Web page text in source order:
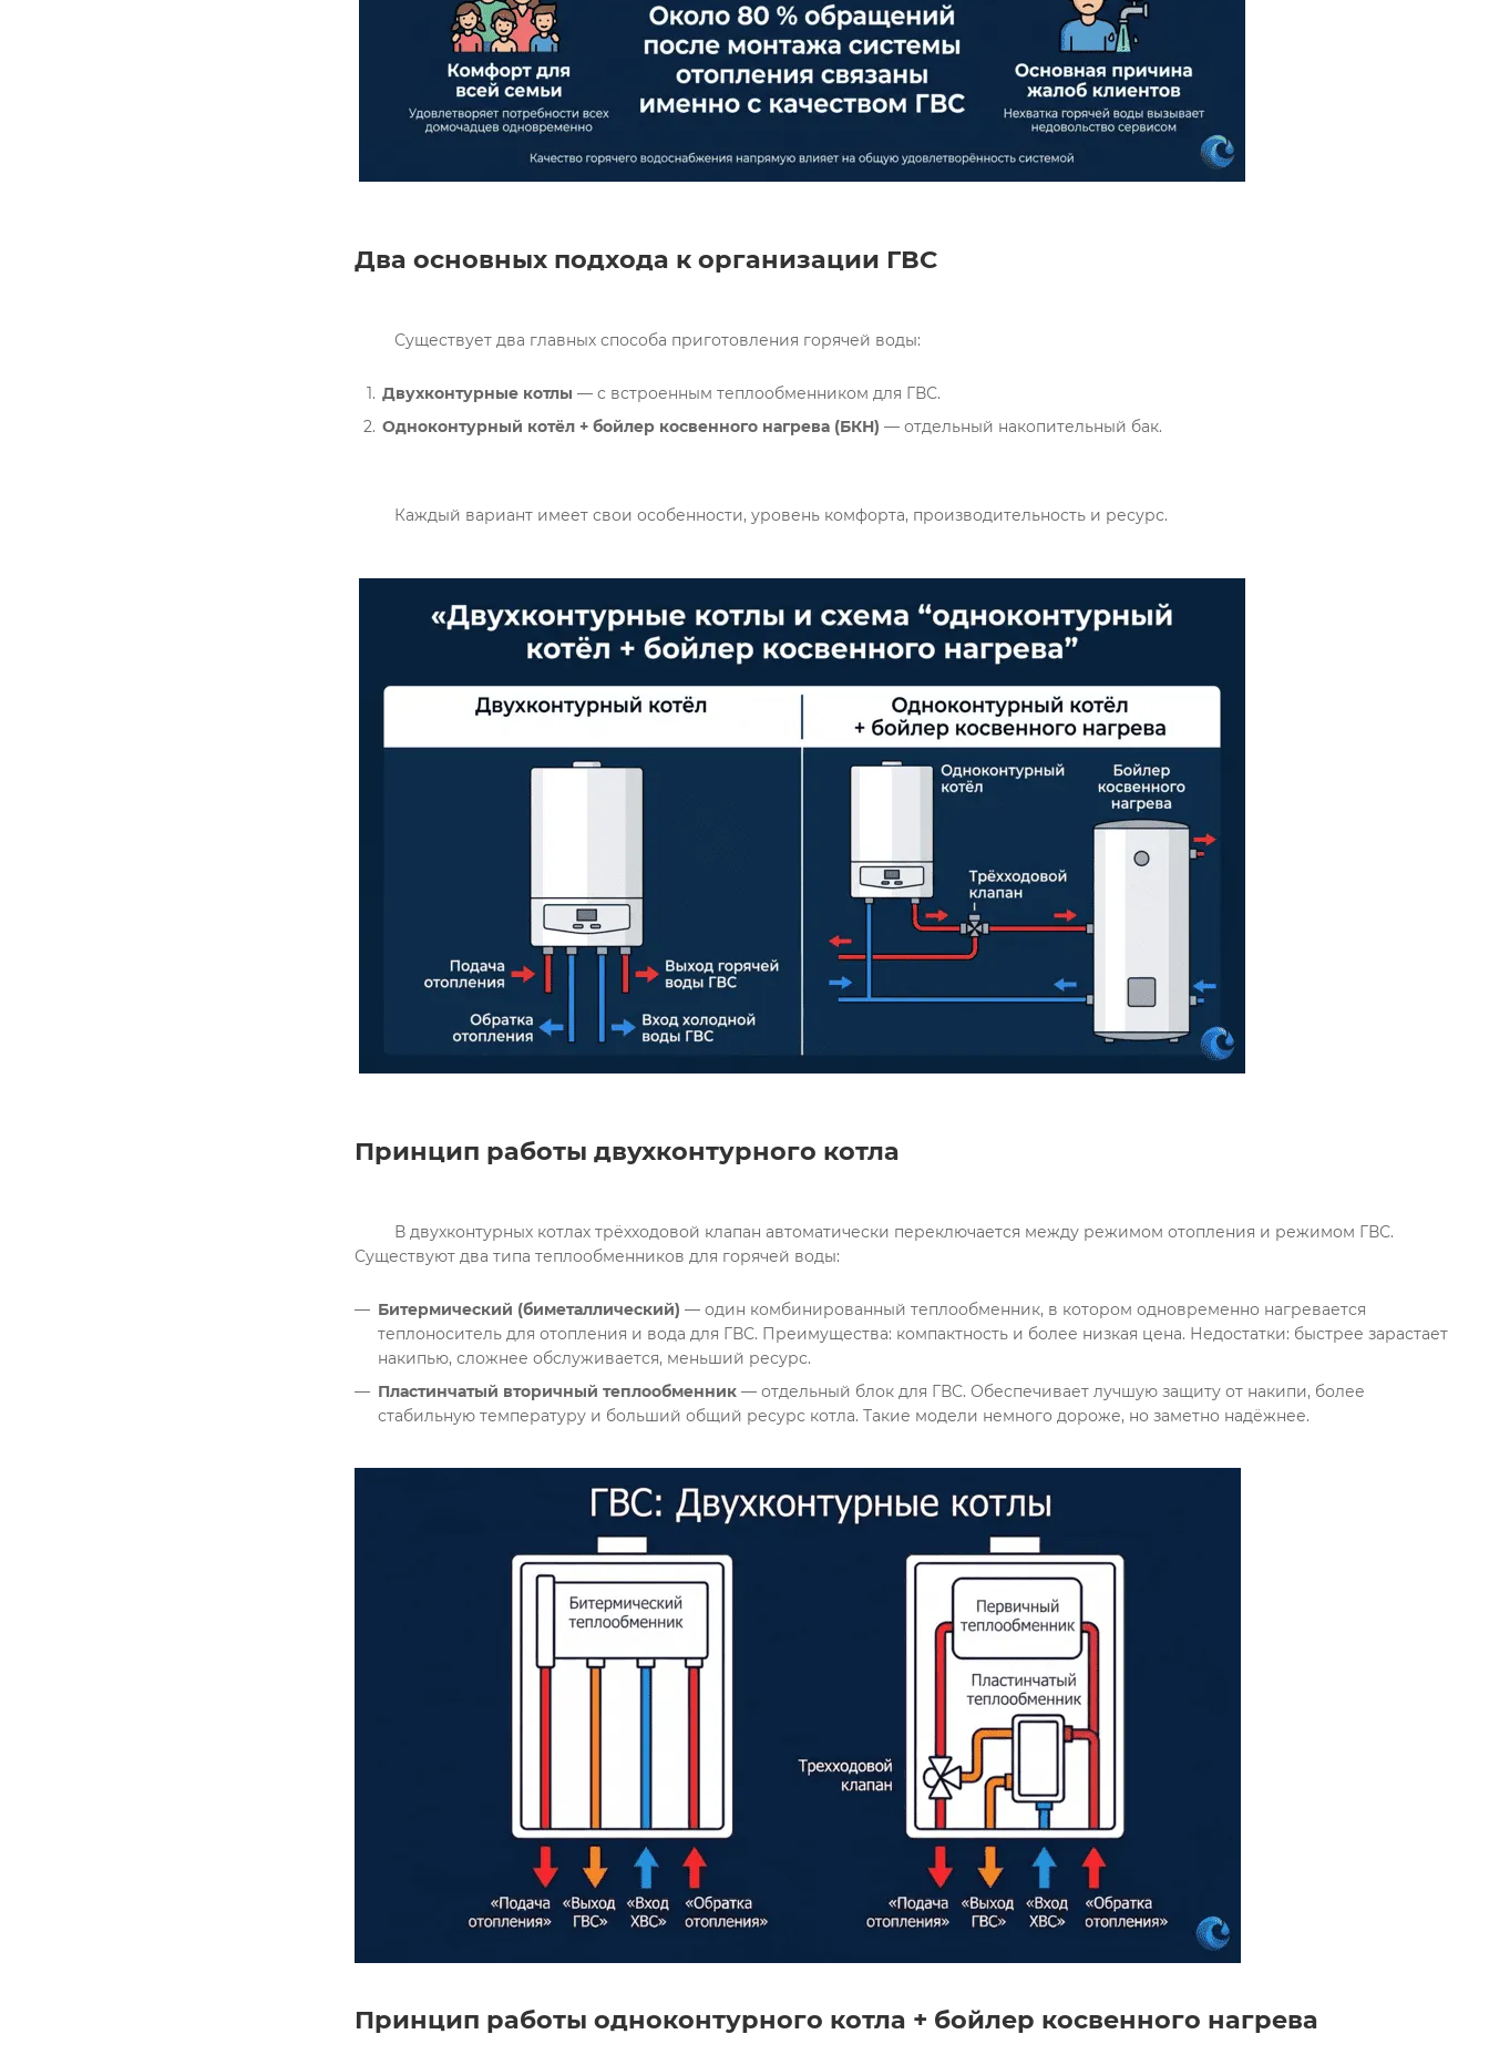
Два основных подхода к организации ГВС
Двухконтурные котлы — с встроенным теплообменником для ГВС.
Одноконтурный котёл + бойлер косвенного нагрева (БКН) — отдельный накопительный бак.
Принцип работы двухконтурного котла
Битермический (биметаллический) — один комбинированный теплообменник, в котором одновременно нагревается
теплоноситель для отопления и вода для ГВС. Преимущества: компактность и более низкая цена. Недостатки: быстрее зарастает
накипью, сложнее обслуживается, меньший ресурс.
Пластинчатый вторичный теплообменник — отдельный блок для ГВС. Обеспечивает лучшую защиту от накипи, более
стабильную температуру и больший общий ресурс котла. Такие модели немного дороже, но заметно надёжнее.
Принцип работы одноконтурного котла + бойлер косвенного нагрева